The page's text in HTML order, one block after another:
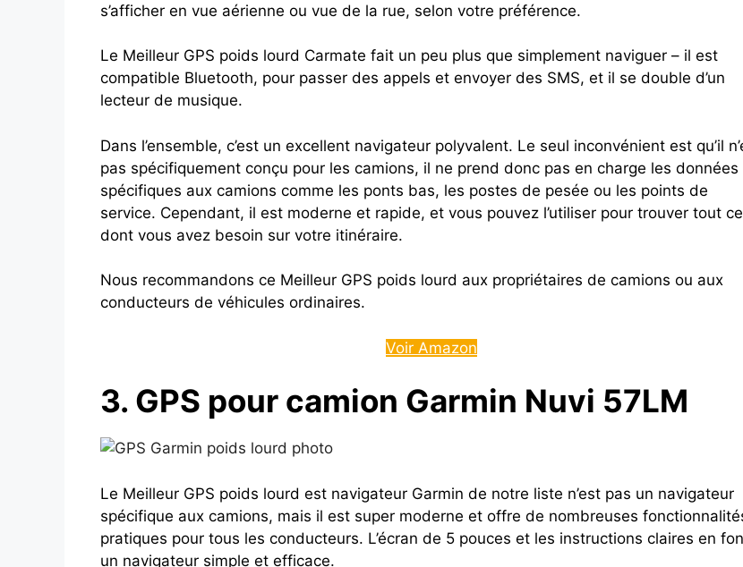
s’afficher en vue aérienne ou vue de la rue, selon votre préférence.
Le Meilleur GPS poids lourd Carmate fait un peu plus que simplement naviguer – il est
compatible Bluetooth, pour passer des appels et envoyer des SMS, et il se double d’un
lecteur de musique.
Dans l’ensemble, c’est un excellent navigateur polyvalent. Le seul inconvénient est qu’il
pas spécifiquement conçu pour les camions, il ne prend donc pas en charge les données
spécifiques aux camions comme les ponts bas, les postes de pesée ou les points de
service. Cependant, il est moderne et rapide, et vous pouvez l’utiliser pour trouver tout ce
dont vous avez besoin sur votre itinéraire.
Nous recommandons ce Meilleur GPS poids lourd aux propriétaires de camions ou aux
conducteurs de véhicules ordinaires.
Voir Amazon
3. GPS pour camion Garmin Nuvi 57LM
Le Meilleur GPS poids lourd est navigateur Garmin de notre liste n’est pas un navigateur
spécifique aux camions, mais il est super moderne et offre de nombreuses
pratiques pour tous les conducteurs. L’écran de 5 pouces et les instructions claires en
un navigateur simple et efficace.